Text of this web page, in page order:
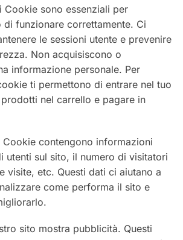
Cookie sono essenziali per
di funzionare correttamente. Ci
le sessioni utente e prevenire
Non acquisiscono o
informazione personale. Per
ti permettono di entrare nel tuo
nel carrello e pagare in
Cookie contengono informazioni
utenti sul sito, il numero di visitatori
visite, etc. Questi dati ci aiutano a
come performa il sito e
sito mostra pubblicità. Questi